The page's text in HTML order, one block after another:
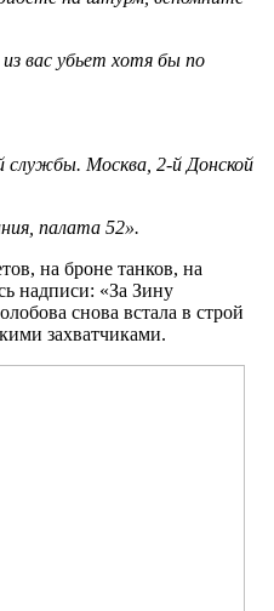
вас убьет хотя бы по
службы. Москва, 2-й Донской
палата 52».
на броне танков, на
надписи: «За Зину
снова встала в строй
захватчиками.